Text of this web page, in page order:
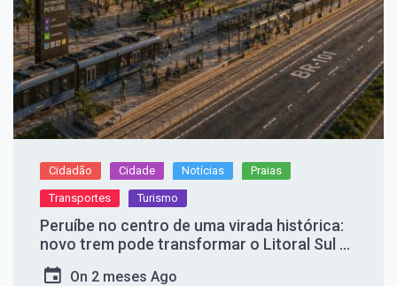
Cidadão Cidade Notícias Praias
Transportes Turismo
Peruíbe no centro de uma virada histórica:
novo trem pode transformar o Litoral Sul de
SP
On 2 meses Ago